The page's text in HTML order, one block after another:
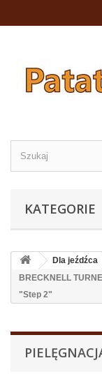
KATEGORIE
Dla jeźdźca
BRECKNELL
"Step 2"